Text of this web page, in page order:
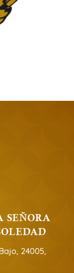
SEÑORA
24005,